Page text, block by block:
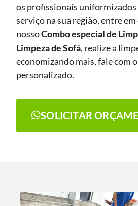
os profissionais uniformizados
serviço na sua região, entre
nossoCombo especial de
Limpeza de Sofá, realize a
economizando mais, fale com
personalizado.
SOLICITAR